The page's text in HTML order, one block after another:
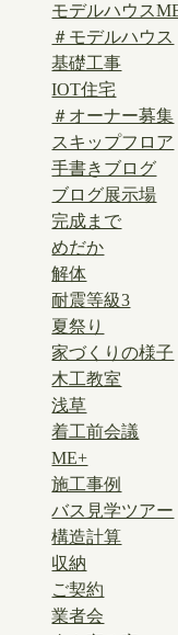
モデルハウス
＃モデルハウス
基礎工事
IOT住宅
＃オーナー募集
スキップフロア
手書きブログ
ブログ展示場
完成まで
めだか
解体
耐震等級3
夏祭り
家づくりの様子
木工教室
浅草
着工前会議
ME+
施工事例
バス見学ツアー
構造計算
収納
ご契約
業者会